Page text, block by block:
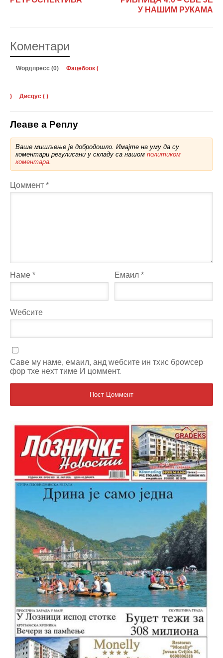
У НАШИМ РУКАМА
Коментари
Wордпресс (0) Фацебоок (
) Дисqус ( )
Леаве а Реплy
Ваше мишљење је добродошло. Имајте на уму да су
коментари регулисани у складу са нашом политиком
коментара.
Цоммент *
Наме * Емаил*
Wебсите
Саве мy наме, емаил, анд wебсите ин тхис броwсер
фор тхе неxт тиме И цоммент.